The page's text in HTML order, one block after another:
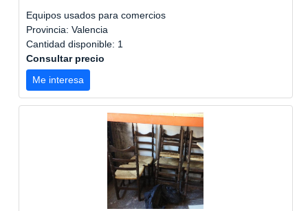
Equipos usados para comercios
Provincia: Valencia
Cantidad disponible: 1
Consultar precio
Me interesa